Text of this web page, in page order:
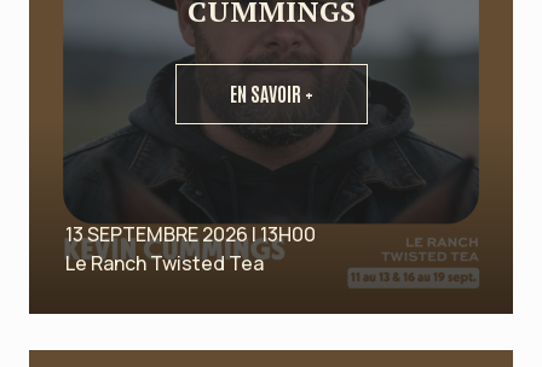
CUMMINGS
EN SAVOIR +
13 SEPTEMBRE 2026 | 13H00
Le Ranch Twisted Tea